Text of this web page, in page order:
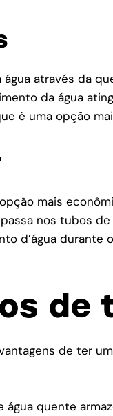
através da
da água
é uma opção
mais
nos tubos
d’água durante
de
de ter
quente